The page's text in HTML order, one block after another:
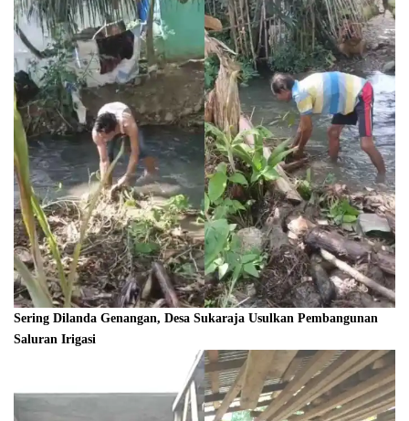
Sering Dilanda Genangan, Desa Sukaraja Usulkan Pembangunan
Saluran Irigasi